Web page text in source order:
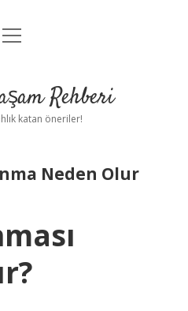
Uyarı
menüyü
Rehberi
katan öneriler!
Neden Olur